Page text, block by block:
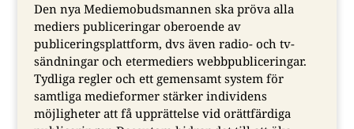
Den nya Mediemobudsmannen ska pröva alla
mediers publiceringar oberoende av
publiceringsplattform, dvs även radio- och tv-
sändningar och etermediers webbpubliceringar.
Tydliga regler och ett gemensamt system för
samtliga medieformer stärker individens
möjligheter att få upprättelse vid orättfärdiga